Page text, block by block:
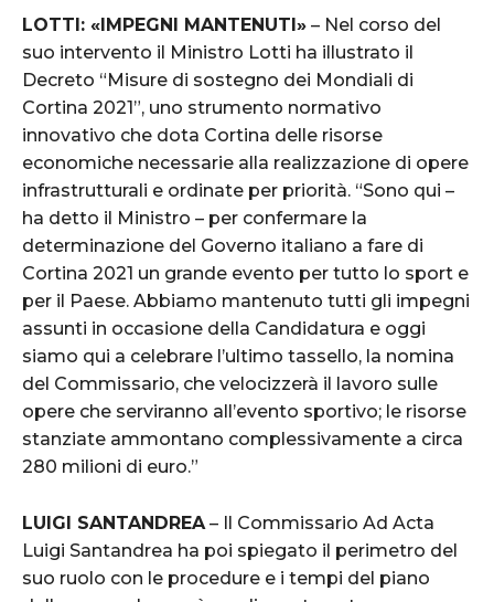
LOTTI: «IMPEGNI MANTENUTI» – Nel corso del
suo intervento il Ministro Lotti ha illustrato il
Decreto “Misure di sostegno dei Mondiali di
Cortina 2021”, uno strumento normativo
innovativo che dota Cortina delle risorse
economiche necessarie alla realizzazione di opere
infrastrutturali e ordinate per priorità. “Sono qui –
ha detto il Ministro – per confermare la
determinazione del Governo italiano a fare di
Cortina 2021 un grande evento per tutto lo sport e
per il Paese. Abbiamo mantenuto tutti gli impegni
assunti in occasione della Candidatura e oggi
siamo qui a celebrare l’ultimo tassello, la nomina
del Commissario, che velocizzerà il lavoro sulle
opere che serviranno all’evento sportivo; le risorse
stanziate ammontano complessivamente a circa
280 milioni di euro.”
LUIGI SANTANDREA – Il Commissario Ad Acta
Luigi Santandrea ha poi spiegato il perimetro del
suo ruolo con le procedure e i tempi del piano